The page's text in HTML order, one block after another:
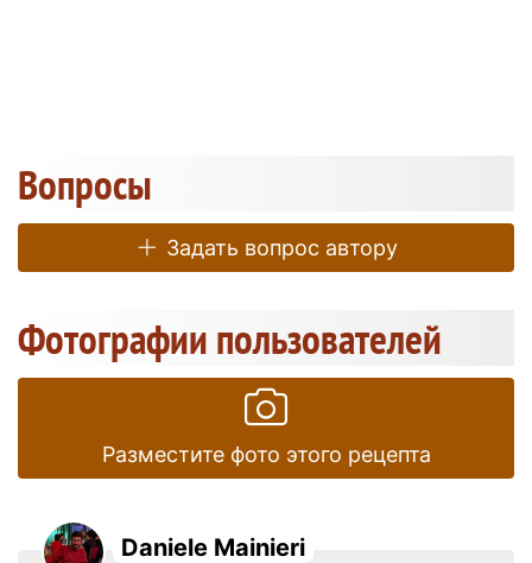
Вопросы
Задать вопрос автору
Фотографии пользователей
Разместите фото этого рецепта
Daniele Mainieri